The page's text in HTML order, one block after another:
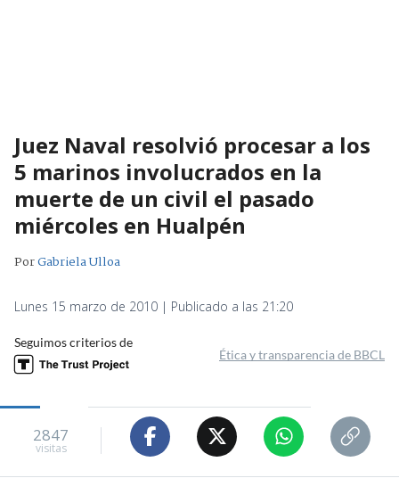
Juez Naval resolvió procesar a los
5 marinos involucrados en la
muerte de un civil el pasado
miércoles en Hualpén
PorGabriela Ulloa
Lunes 15 marzo de 2010 | Publicado a las 21:20
Seguimos criterios de
Ética y transparencia de BBCL
2847
visitas